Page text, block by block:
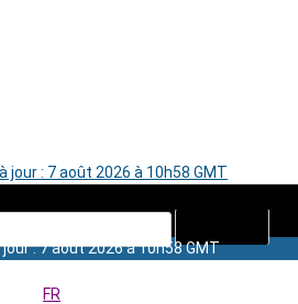
jour : 7 août 2026 à 10h58 GMT
: 7 août 2026 à 10h58 GMT
FR